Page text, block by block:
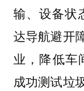
输、设备状
达导航避开
业，降低车
成功测试垃